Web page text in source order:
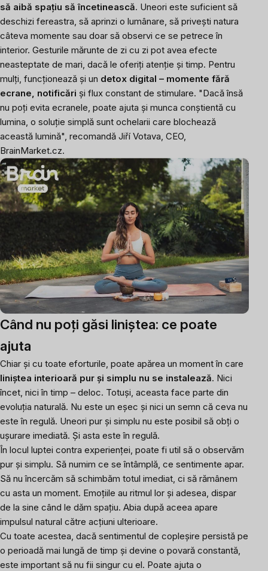
să aibă spațiu să încetinească. Uneori este suficient să
deschizi fereastra, să aprinzi o lumânare, să privești natura
câteva momente sau doar să observi ce se petrece în
interior. Gesturile mărunte de zi cu zi pot avea efecte
neasteptate de mari, dacă le oferiți atenție și timp. Pentru
mulți, funcționează și un detox digital – momente fără
ecrane, notificări și flux constant de stimulare. "Dacă însă
nu poți evita ecranele, poate ajuta și munca conștientă cu
lumina, o soluție simplă sunt ochelarii care blochează
această lumină", recomandă Jiří Votava, CEO,
BrainMarket.cz.
Când nu poți găsi liniștea: ce poate
ajuta
Chiar și cu toate eforturile, poate apărea un moment în care
liniștea interioară pur și simplu nu se instalează. Nici
încet, nici în timp – deloc. Totuși, aceasta face parte din
evoluția naturală. Nu este un eșec și nici un semn că ceva nu
este în regulă. Uneori pur și simplu nu este posibil să obți o
ușurare imediată. Și asta este în regulă.
În locul luptei contra experienței, poate fi util să o observăm
pur și simplu. Să numim ce se întâmplă, ce sentimente apar.
Să nu încercăm să schimbăm totul imediat, ci să rămânem
cu asta un moment. Emoțiile au ritmul lor și adesea, dispar
de la sine când le dăm spațiu. Abia după aceea apare
impulsul natural către acțiuni ulterioare.
Cu toate acestea, dacă sentimentul de copleșire persistă pe
o perioadă mai lungă de timp și devine o povară constantă,
este important să nu fii singur cu el. Poate ajuta o